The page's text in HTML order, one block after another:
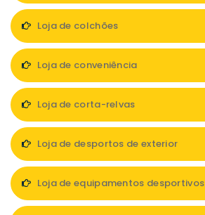
Loja de colchões
Loja de conveniência
Loja de corta-relvas
Loja de desportos de exterior
Loja de equipamentos desportivos